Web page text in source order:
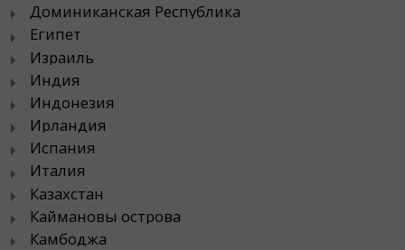
Доминиканская Республика
Египет
Израиль
Индия
Индонезия
Ирландия
Испания
Италия
Казахстан
Каймановы острова
Камбоджа